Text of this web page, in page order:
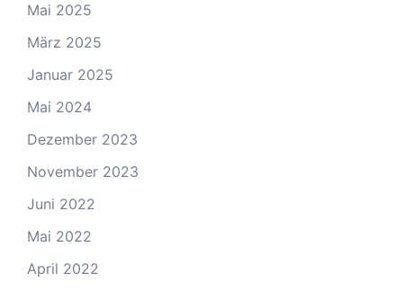
Mai 2025
März 2025
Januar 2025
Mai 2024
Dezember 2023
November 2023
Juni 2022
Mai 2022
April 2022